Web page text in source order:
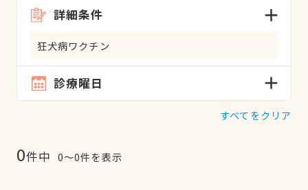
詳細条件
狂犬病ワクチン
診療曜日
すべてをクリア
0件中 0〜0件を表示